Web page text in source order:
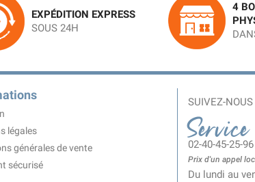
EXPÉDITION EXPRESS
SOUS 24H
4
légales
générales de vente
sécurisé
SUIVEZ-NOUS
02-40-45-25-96
Prix d'un appel
Du lundi au